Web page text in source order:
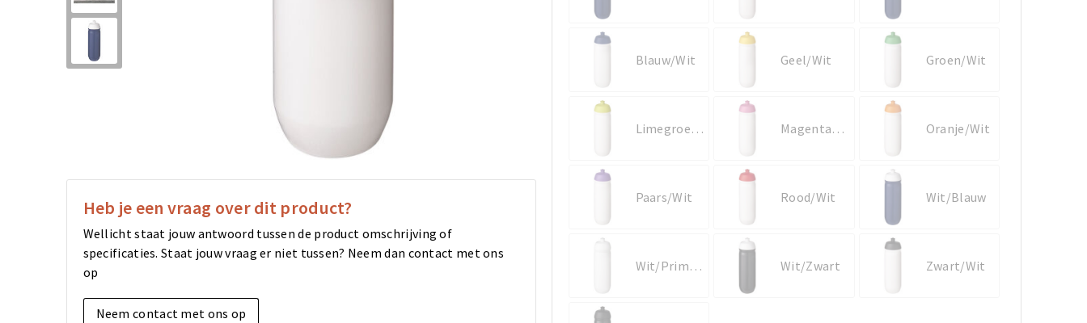
Heb je een vraag over dit product?
Wellicht staat jouw antwoord tussen de product omschrijving of
specificaties. Staat jouw vraag er niet tussen? Neem dan contact met ons
op
Neem contact met ons op
Blauw/Wit Geel/Wit Groen/Wit
Limegroen/Wit Magenta/Wit Oranje/Wit
Paars/Wit Rood/Wit Wit/Blauw
Wit/Primair wit Wit/Zwart Zwart/Wit